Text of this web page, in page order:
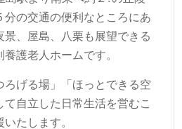
分の交通の便利なところにあ
景、屋島、八栗も展望できる
護老人ホームです。
ろげる場」「ほっとできる空
て自立した日常生活を営むこ
たします。